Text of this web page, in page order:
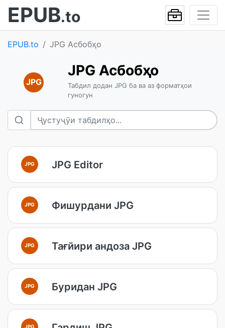
EPUB.to
EPUB.to JPG Асбобҳо
JPG
JPG Асбобҳо
Табдил додан JPG ба ва аз форматҳои
гуногун
JPG JPG Editor
JPG Фишурдани JPG
JPG Тағйири андоза JPG
JPG Буридан JPG
JPG